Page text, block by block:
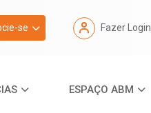
se Fazer Login
ESPAÇO ABM